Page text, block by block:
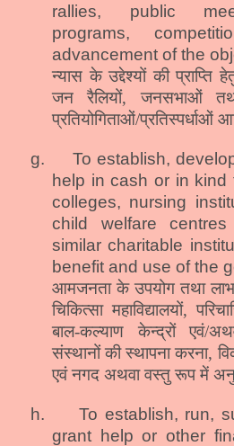
rallies, public
programs,
advancement of the
न्यास के उद्देश्यों की प्राप्ति
जन रैलियों, जनसभाओं
प्रतियोगिताओं/प्रतिस्पर्धाओं
g.
To establish,
help in cash or in kind
colleges, nursing
child welfare
similar charitable
benefit and use of the
आमजनता के उपयोग तथा लाभ
चिकित्सा महाविद्यालयों,
बाल-कल्याण केन्द्रों एवं/
संस्थानों की स्थापना करना,
एवं नगद अथवा वस्तु रूप में
h. To establish, run,
grant help or other fin